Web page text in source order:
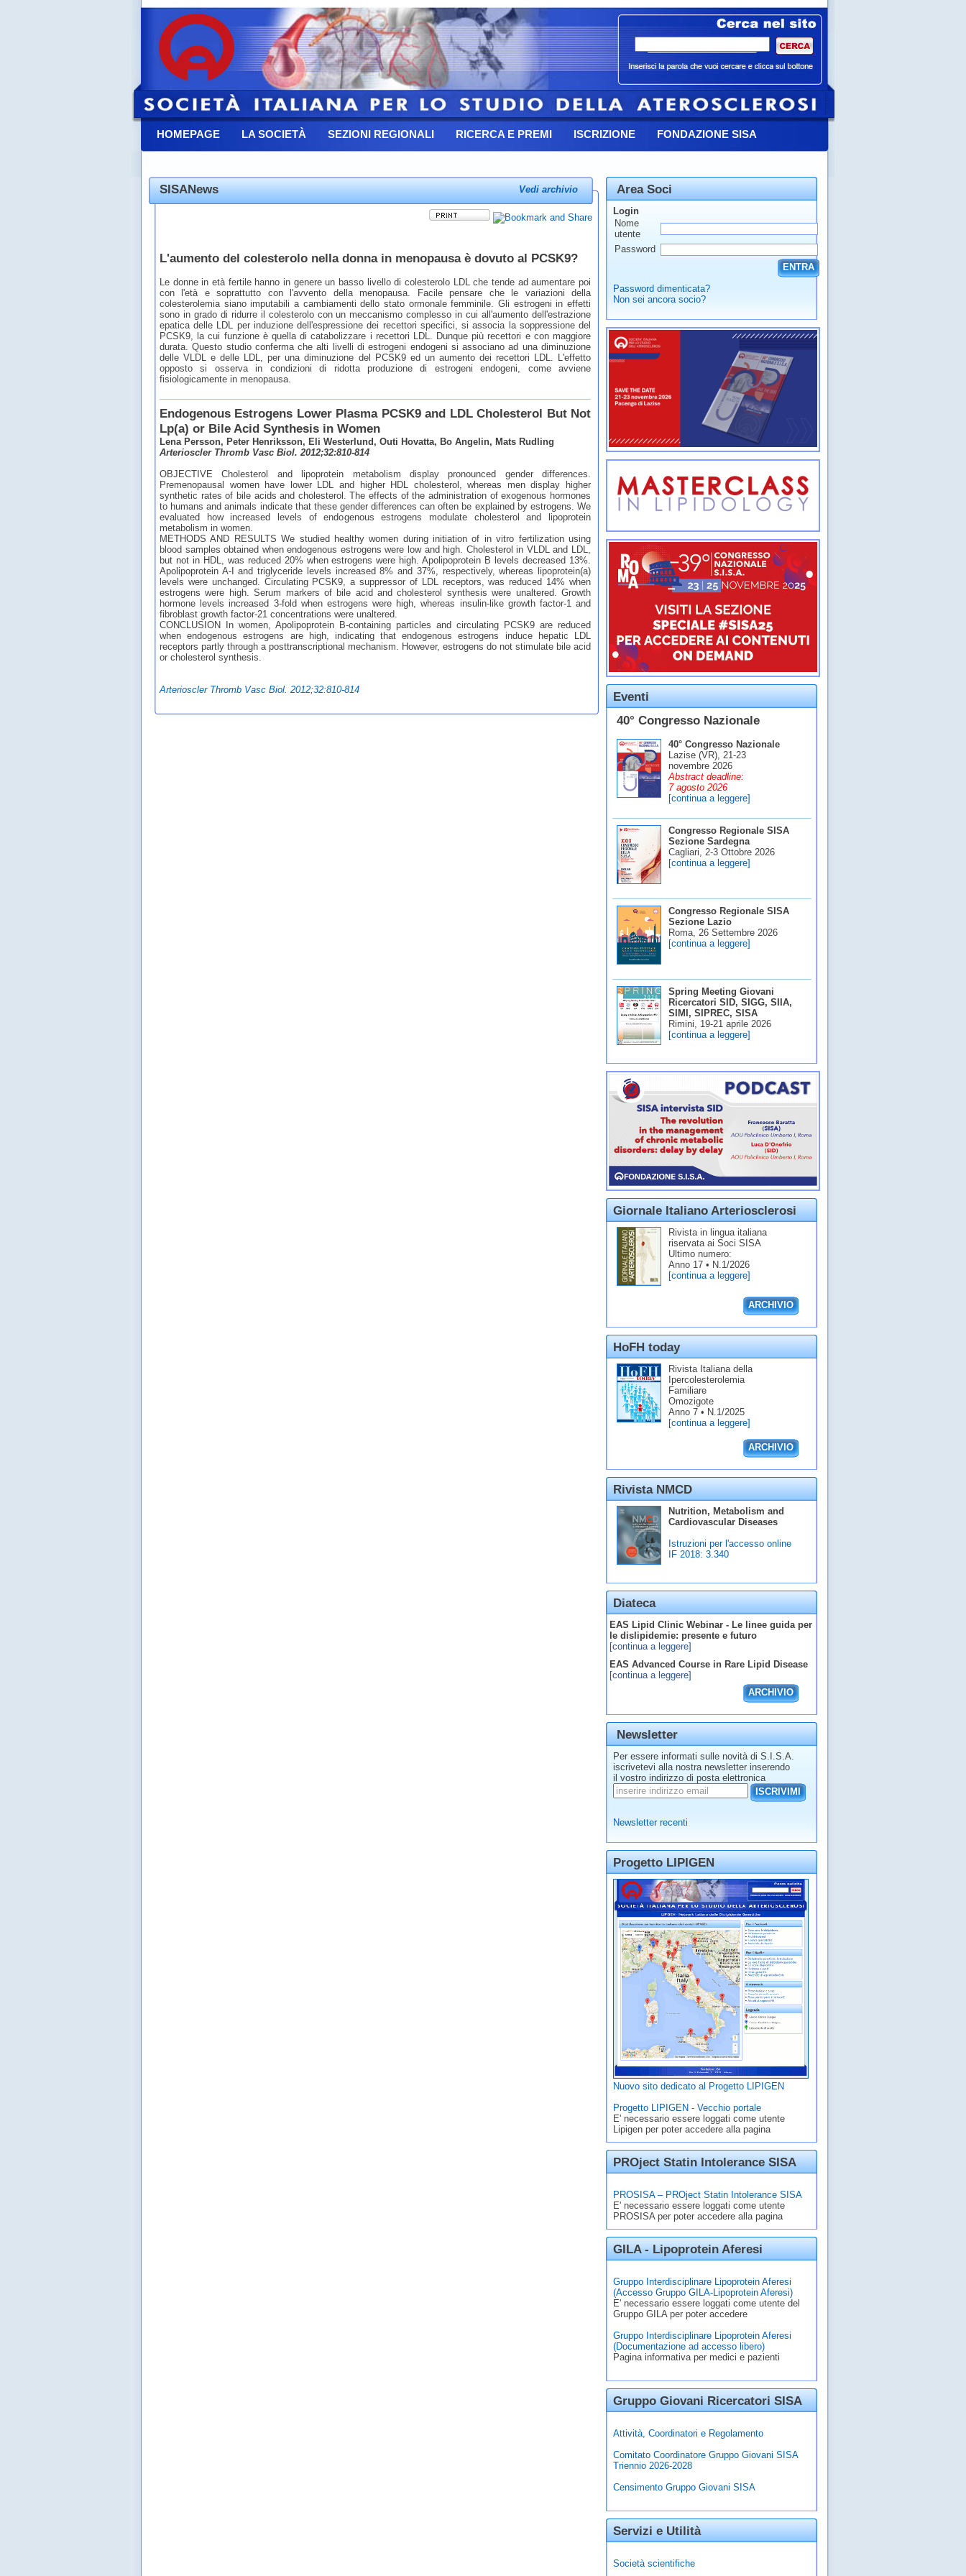
HOMEPAGE LA SOCIETÀ SEZIONI REGIONALI RICERCA E PREMI ISCRIZIONE FONDAZIONE SISA
SISANews Vedi archivio
L'aumento del colesterolo nella donna in menopausa è dovuto al PCSK9?
Le donne in età fertile hanno in genere un basso livello di colesterolo LDL che tende ad aumentare poi
con l'età e soprattutto con l'avvento della menopausa. Facile pensare che le variazioni della
colesterolemia siano imputabili a cambiamenti dello stato ormonale femminile. Gli estrogeni in effetti
sono in grado di ridurre il colesterolo con un meccanismo complesso in cui all'aumento dell'estrazione
epatica delle LDL per induzione dell'espressione dei recettori specifici, si associa la soppressione del
PCSK9, la cui funzione è quella di catabolizzare i recettori LDL. Dunque più recettori e con maggiore
durata. Questo studio conferma che alti livelli di estrogeni endogeni si associano ad una diminuzione
delle VLDL e delle LDL, per una diminuzione del PCSK9 ed un aumento dei recettori LDL. L'effetto
opposto si osserva in condizioni di ridotta produzione di estrogeni endogeni, come avviene
fisiologicamente in menopausa.
Endogenous Estrogens Lower Plasma PCSK9 and LDL Cholesterol But Not
Lp(a) or Bile Acid Synthesis in Women
Lena Persson, Peter Henriksson, Eli Westerlund, Outi Hovatta, Bo Angelin, Mats Rudling
Arterioscler Thromb Vasc Biol. 2012;32:810-814
OBJECTIVE Cholesterol and lipoprotein metabolism display pronounced gender differences.
Premenopausal women have lower LDL and higher HDL cholesterol, whereas men display higher
synthetic rates of bile acids and cholesterol. The effects of the administration of exogenous hormones
to humans and animals indicate that these gender differences can often be explained by estrogens. We
evaluated how increased levels of endogenous estrogens modulate cholesterol and lipoprotein
metabolism in women.
METHODS AND RESULTS We studied healthy women during initiation of in vitro fertilization using
blood samples obtained when endogenous estrogens were low and high. Cholesterol in VLDL and LDL,
but not in HDL, was reduced 20% when estrogens were high. Apolipoprotein B levels decreased 13%.
Apolipoprotein A-I and triglyceride levels increased 8% and 37%, respectively, whereas lipoprotein(a)
levels were unchanged. Circulating PCSK9, a suppressor of LDL receptors, was reduced 14% when
estrogens were high. Serum markers of bile acid and cholesterol synthesis were unaltered. Growth
hormone levels increased 3-fold when estrogens were high, whereas insulin-like growth factor-1 and
fibroblast growth factor-21 concentrations were unaltered.
CONCLUSION In women, Apolipoprotein B-containing particles and circulating PCSK9 are reduced
when endogenous estrogens are high, indicating that endogenous estrogens induce hepatic LDL
receptors partly through a posttranscriptional mechanism. However, estrogens do not stimulate bile acid
or cholesterol synthesis.
Arterioscler Thromb Vasc Biol. 2012;32:810-814
Area Soci
Login
Nome
utente
Password
ENTRA
Password dimenticata?
Non sei ancora socio?
Eventi
40° Congresso Nazionale
40° Congresso Nazionale
Lazise (VR), 21-23
novembre 2026
Abstract deadline:
7 agosto 2026
[continua a leggere]
Congresso Regionale SISA
Sezione Sardegna
Cagliari, 2-3 Ottobre 2026
[continua a leggere]
Congresso Regionale SISA
Sezione Lazio
Roma, 26 Settembre 2026
[continua a leggere]
Spring Meeting Giovani
Ricercatori SID, SIGG, SIIA,
SIMI, SIPREC, SISA
Rimini, 19-21 aprile 2026
[continua a leggere]
Giornale Italiano Arteriosclerosi
Rivista in lingua italiana
riservata ai Soci SISA
Ultimo numero:
Anno 17 • N.1/2026
[continua a leggere]
ARCHIVIO
HoFH today
Rivista Italiana della
Ipercolesterolemia
Familiare
Omozigote
Anno 7 • N.1/2025
[continua a leggere]
ARCHIVIO
Rivista NMCD
Nutrition, Metabolism and
Cardiovascular Diseases
Istruzioni per l'accesso online
IF 2018: 3.340
Diateca
EAS Lipid Clinic Webinar - Le linee guida per
le dislipidemie: presente e futuro
[continua a leggere]
EAS Advanced Course in Rare Lipid Disease
[continua a leggere]
ARCHIVIO
Newsletter
Per essere informati sulle novità di S.I.S.A.
iscrivetevi alla nostra newsletter inserendo
il vostro indirizzo di posta elettronica
ISCRIVIMI
Newsletter recenti
Progetto LIPIGEN
Nuovo sito dedicato al Progetto LIPIGEN
Progetto LIPIGEN - Vecchio portale
E' necessario essere loggati come utente
Lipigen per poter accedere alla pagina
PROject Statin Intolerance SISA
PROSISA – PROject Statin Intolerance SISA
E' necessario essere loggati come utente
PROSISA per poter accedere alla pagina
GILA - Lipoprotein Aferesi
Gruppo Interdisciplinare Lipoprotein Aferesi
(Accesso Gruppo GILA-Lipoprotein Aferesi)
E' necessario essere loggati come utente del
Gruppo GILA per poter accedere
Gruppo Interdisciplinare Lipoprotein Aferesi
(Documentazione ad accesso libero)
Pagina informativa per medici e pazienti
Gruppo Giovani Ricercatori SISA
Attività, Coordinatori e Regolamento
Comitato Coordinatore Gruppo Giovani SISA
Triennio 2026-2028
Censimento Gruppo Giovani SISA
Servizi e Utilità
Società scientifiche